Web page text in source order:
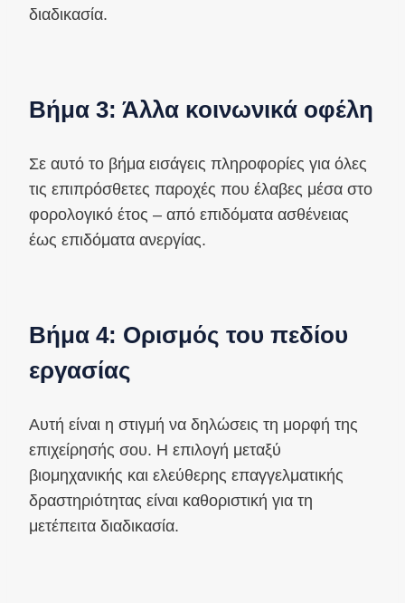
διαδικασία.
Βήμα 3: Άλλα κοινωνικά οφέλη
Σε αυτό το βήμα εισάγεις πληροφορίες για όλες
τις επιπρόσθετες παροχές που έλαβες μέσα στο
φορολογικό έτος – από επιδόματα ασθένειας
έως επιδόματα ανεργίας.
Βήμα 4: Ορισμός του πεδίου
εργασίας
Αυτή είναι η στιγμή να δηλώσεις τη μορφή της
επιχείρησής σου. Η επιλογή μεταξύ
βιομηχανικής και ελεύθερης επαγγελματικής
δραστηριότητας είναι καθοριστική για τη
μετέπειτα διαδικασία.